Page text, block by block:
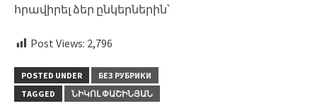
հրավիրել ձեր ընկերներին՝
Post Views: 2,796
POSTED UNDER
БЕЗ РУБРИКИ
TAGGED
ՆԻԿՈԼ ՓԱՇԻՆՅԱՆ